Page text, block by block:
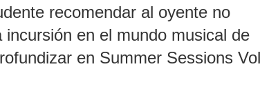
recomendar al oyente no
en el mundo musical de
en Summer Sessions